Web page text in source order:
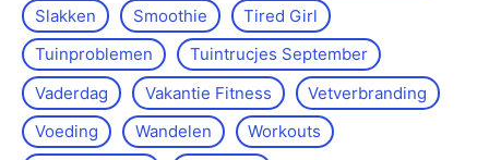
Slakken
Smoothie
Tired Girl
Tuinproblemen
Tuintrucjes September
Vaderdag
Vakantie Fitness
Vetverbranding
Voeding
Wandelen
Workouts